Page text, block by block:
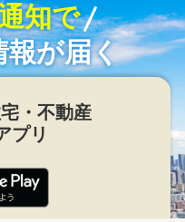
知で
報が届く
・不動産
プリ